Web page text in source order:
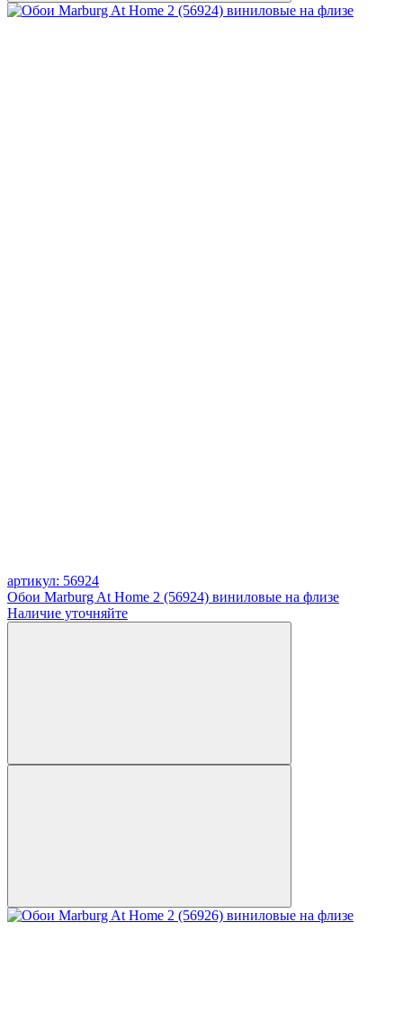
артикул: 56924
Обои Marburg At Home 2 (56924) виниловые на флизе
Наличие уточняйте